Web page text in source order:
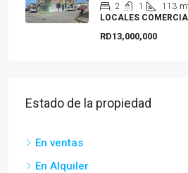
2 1 113
LOCALES
RD13,000,000
Estado de la propiedad
En ventas
En Alquiler